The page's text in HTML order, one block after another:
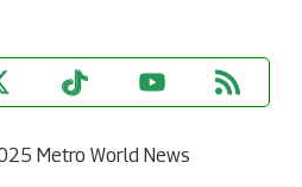
Metro World News